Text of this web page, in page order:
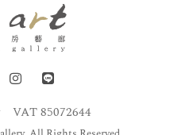
VAT 85072644